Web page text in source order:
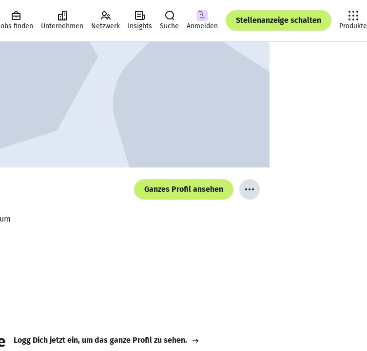
finden Unternehmen Netzwerk Insights Suche Anmelden
Stellenanzeige schalten
Produkte
Ganzes Profil ansehen
Logg Dich jetzt ein, um das ganze Profil zu sehen.